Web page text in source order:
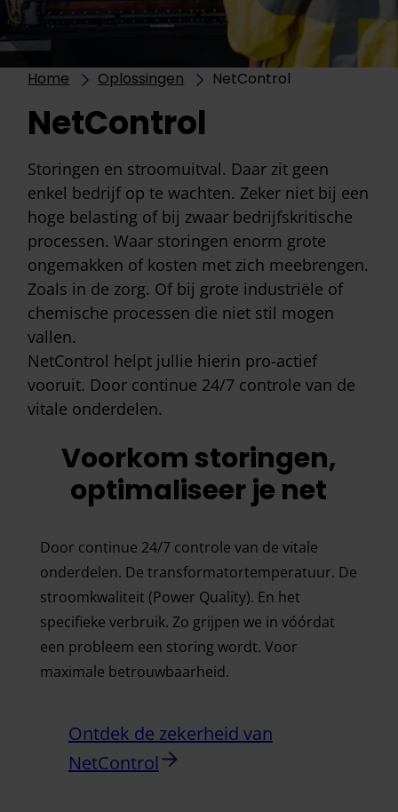
Home Oplossingen NetControl
NetControl
Storingen en stroomuitval. Daar zit geen
enkel bedrijf op te wachten. Zeker niet bij een
hoge belasting of bij zwaar bedrijfskritische
processen. Waar storingen enorm grote
ongemakken of kosten met zich meebrengen.
Zoals in de zorg. Of bij grote industriële of
chemische processen die niet stil mogen
vallen.
NetControl helpt jullie hierin pro-actief
vooruit. Door continue 24/7 controle van de
vitale onderdelen.
Voorkom storingen,
optimaliseer je net
Door continue 24/7 controle van de vitale
onderdelen. De transformatortemperatuur. De
stroomkwaliteit (Power Quality). En het
specifieke verbruik. Zo grijpen we in vóórdat
een probleem een storing wordt. Voor
maximale betrouwbaarheid.
Ontdek de zekerheid van
NetControl